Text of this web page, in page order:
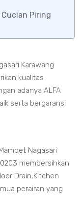
Piring
Karawang
kualitas
adanya ALFA
serta bergaransi
Nagasari
membersihkan
Drain,Kitchen
perairan yang